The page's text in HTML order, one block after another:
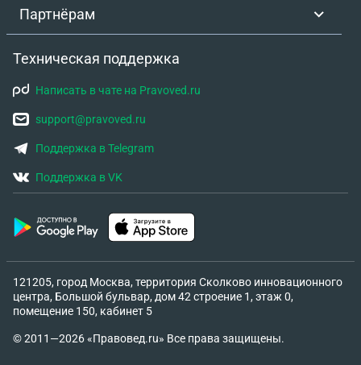
Партнёрам
Техническая поддержка
Написать в чате на Pravoved.ru
support@pravoved.ru
Поддержка в Telegram
Поддержка в VK
121205, город Москва, территория Сколково инновационного
центра, Большой бульвар, дом 42 строение 1, этаж 0,
помещение 150, кабинет 5
© 2011—2026 «Правовед.ru» Все права защищены.